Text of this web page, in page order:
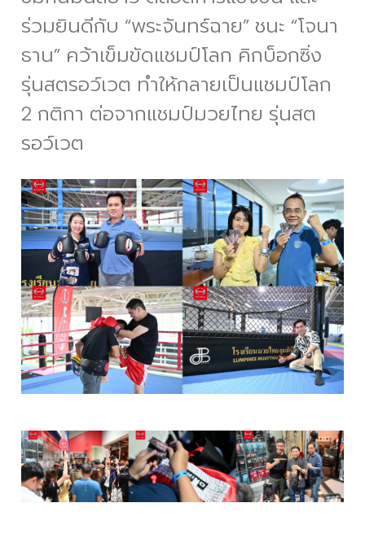
ร่วมยินดีกับ “พระจันทร์ฉาย” ชนะ “โจนา
ธาน” คว้าเข็มขัดแชมป์โลก คิกบ็อกซิ่ง
รุ่นสตรอว์เวต ทำให้กลายเป็นแชมป์โลก
2 กติกา ต่อจากแชมป์มวยไทย รุ่นสต
รอว์เวต